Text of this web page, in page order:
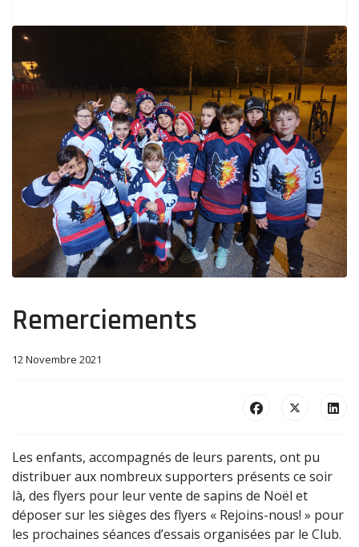
Remerciements
12 Novembre 2021
Les enfants, accompagnés de leurs parents, ont pu
distribuer aux nombreux supporters présents ce soir
là, des flyers pour leur vente de sapins de Noël et
déposer sur les sièges des flyers « Rejoins-nous! » pour
les prochaines séances d’essais organisées par le Club.